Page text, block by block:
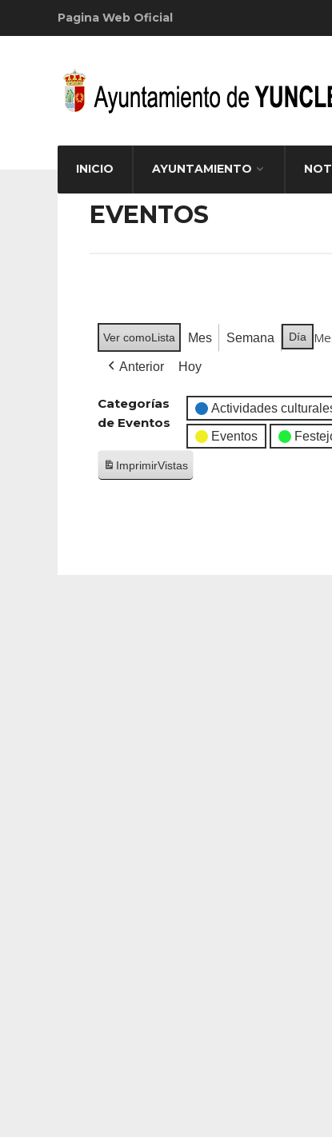
Pagina Web Oficial
INICIO AYUNTAMIENTO
EVENTOS
Ver comoLista Mes Semana Día
Anterior Hoy
Categorías
de Eventos
Actividades
Eventos
ImprimirVistas